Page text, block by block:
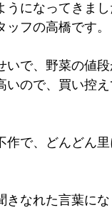
になってきまし
フの高橋です。
いで、野菜の値
いので、買い控
作で、どんどん
なれた言葉に